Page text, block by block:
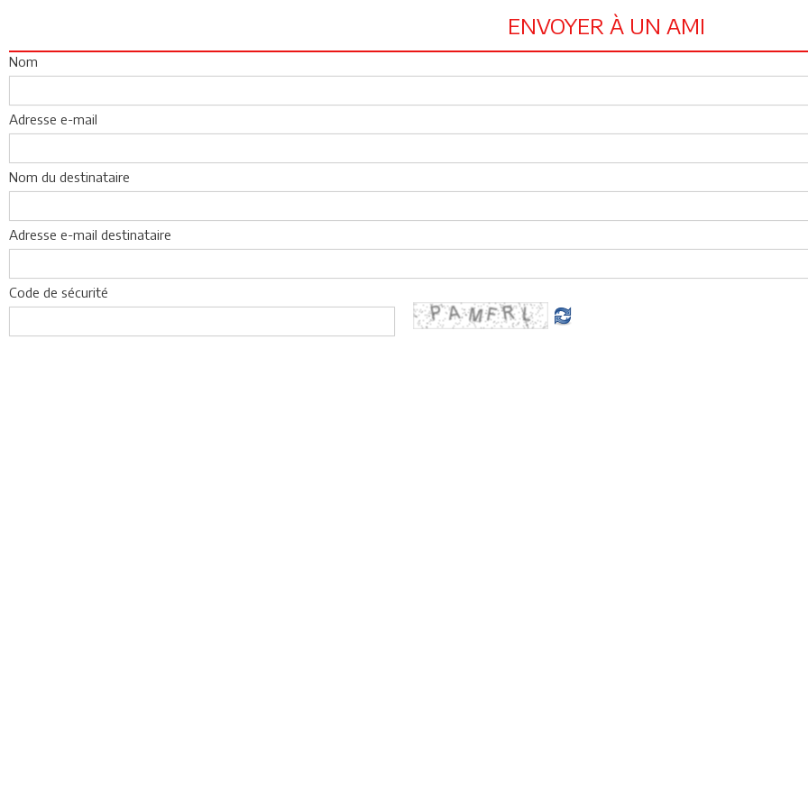
ENVOYER À UN AMI
Nom
Adresse e-mail
Nom du destinataire
Adresse e-mail destinataire
Code de sécurité